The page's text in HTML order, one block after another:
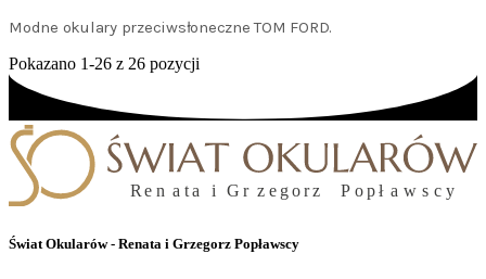
Modne okulary przeciwsłoneczne TOM FORD.
Pokazano 1-26 z 26 pozycji
Świat Okularów - Renata i Grzegorz Popławscy